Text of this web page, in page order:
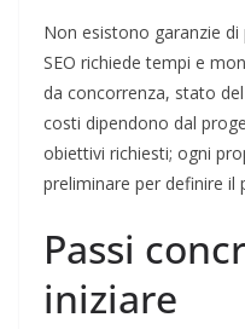
Non esistono garanzie
SEO richiede tempi e
da concorrenza, stato
costi dipendono dal
obiettivi richiesti; ogni
preliminare per definire il
Passi
iniziare